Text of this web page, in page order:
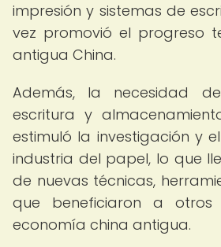
impresión y sistemas de
vez promovió el progreso
antigua China.
Además, la necesidad
escritura y
estimuló la investigación y
industria del papel, lo que
de nuevas técnicas,
que beneficiaron a
economía china antigua.